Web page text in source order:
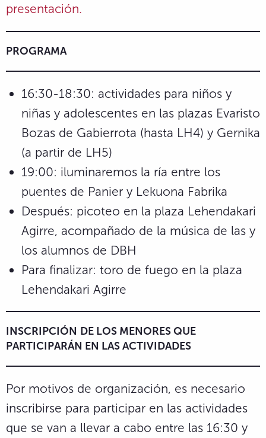
presentación.
PROGRAMA
16:30-18:30: actividades para niños y
niñas y adolescentes en las plazas Evaristo
Bozas de Gabierrota (hasta LH4) y Gernika
(a partir de LH5)
19:00: iluminaremos la ría entre los
puentes de Panier y Lekuona Fabrika
Después: picoteo en la plaza Lehendakari
Agirre, acompañado de la música de las y
los alumnos de DBH
Para finalizar: toro de fuego en la plaza
Lehendakari Agirre
INSCRIPCIÓN DE LOS MENORES QUE
PARTICIPARÁN EN LAS ACTIVIDADES
Por motivos de organización, es necesario
inscribirse para participar en las actividades
que se van a llevar a cabo entre las 16:30 y